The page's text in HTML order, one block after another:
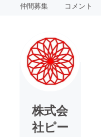
仲間募集 コメント
株式会
社ピー